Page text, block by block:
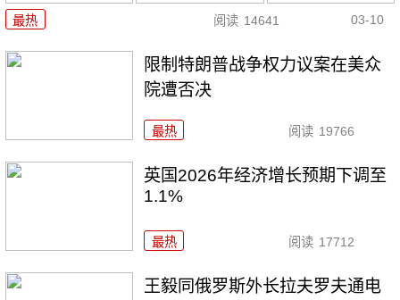
最热 阅读 14641 03-10
限制特朗普战争权力议案在美众
院遭否决
最热 阅读 19766
英国2026年经济增长预期下调至
1.1%
最热 阅读 17712
王毅同俄罗斯外长拉夫罗夫通电